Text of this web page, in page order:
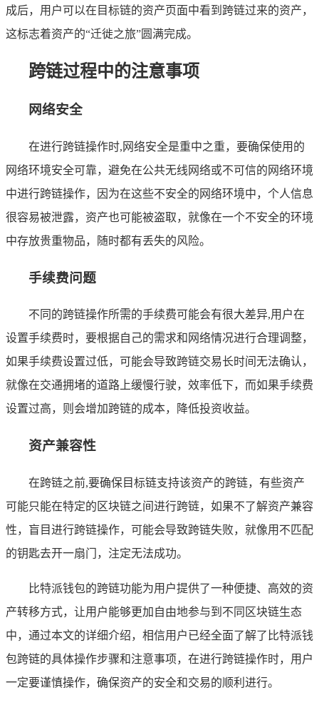
成后，用户可以在目标链的资产页面中看到跨链过来的资产，
这标志着资产的“迁徙之旅”圆满完成。
跨链过程中的注意事项
网络安全
在进行跨链操作时,网络安全是重中之重，要确保使用的
网络环境安全可靠，避免在公共无线网络或不可信的网络环境
中进行跨链操作，因为在这些不安全的网络环境中，个人信息
很容易被泄露，资产也可能被盗取，就像在一个不安全的环境
中存放贵重物品，随时都有丢失的风险。
手续费问题
不同的跨链操作所需的手续费可能会有很大差异,用户在
设置手续费时，要根据自己的需求和网络情况进行合理调整，
如果手续费设置过低，可能会导致跨链交易长时间无法确认，
就像在交通拥堵的道路上缓慢行驶，效率低下，而如果手续费
设置过高，则会增加跨链的成本，降低投资收益。
资产兼容性
在跨链之前,要确保目标链支持该资产的跨链，有些资产
可能只能在特定的区块链之间进行跨链，如果不了解资产兼容
性，盲目进行跨链操作，可能会导致跨链失败，就像用不匹配
的钥匙去开一扇门，注定无法成功。
比特派钱包的跨链功能为用户提供了一种便捷、高效的资
产转移方式，让用户能够更加自由地参与到不同区块链生态
中，通过本文的详细介绍，相信用户已经全面了解了比特派钱
包跨链的具体操作步骤和注意事项，在进行跨链操作时，用户
一定要谨慎操作，确保资产的安全和交易的顺利进行。